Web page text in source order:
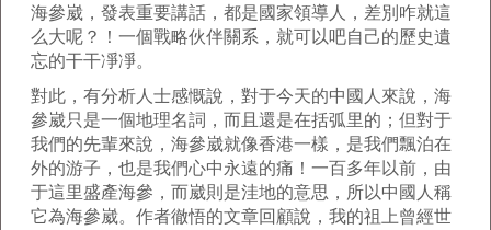
海參崴，發表重要講話，都是國家領導人，差別咋就這
么大呢？！一個戰略伙伴關系，就可以吧自己的歷史遺
忘的干干凈凈。
對此，有分析人士感慨說，對于今天的中國人來說，海
參崴只是一個地理名詞，而且還是在括弧里的；但對于
我們的先輩來說，海參崴就像香港一樣，是我們飄泊在
外的游子，也是我們心中永遠的痛！一百多年以前，由
于這里盛產海參，而崴則是洼地的意思，所以中國人稱
它為海參崴。作者徹悟的文章回顧說，我的祖上曾經世